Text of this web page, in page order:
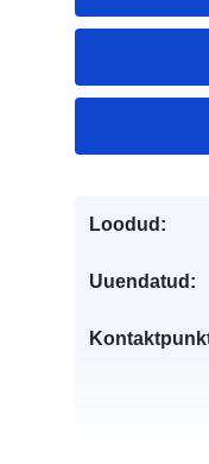
Loodud:
Uuendatud: